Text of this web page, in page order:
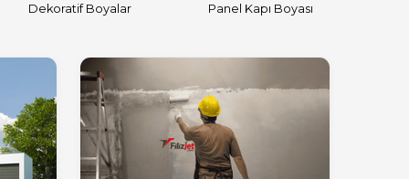
Dekoratif Boyalar Panel Kapı Boyası